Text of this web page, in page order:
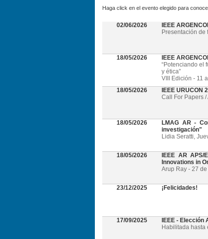
Haga click en el evento elegido para
02/06/2026
IEEE
Presentación
18/05/2026
IEEE
“Potenciando el
y ética”
VIII Edición - 11
18/05/2026
IEEE URUCON
Call For Papers
18/05/2026
LMAG AR -
investigación"
Lidia Seratti,
18/05/2026
IEEE AR
Innovations in
Arup Ray - 27
23/12/2025 ¡Felicidades!
17/09/2025
IEEE -
Habilitada hasta